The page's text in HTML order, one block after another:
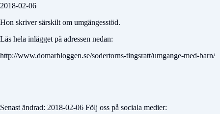
2018-02-06
Hon skriver särskilt om umgängesstöd.
Läs hela inlägget på adressen nedan:
http://www.domarbloggen.se/sodertorns-tingsratt/umgange-med-barn/
Senast ändrad: 2018-02-06 Följ oss på sociala medier: